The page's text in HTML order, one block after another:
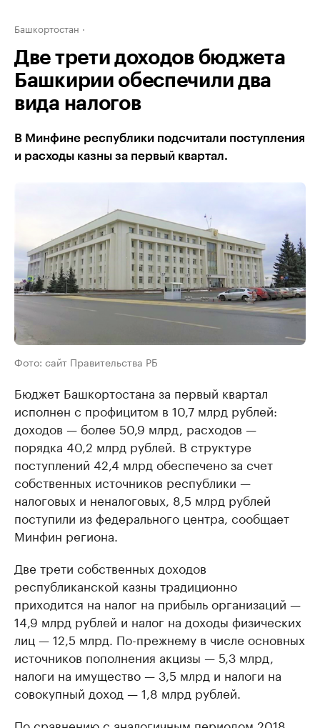
Башкортостан
Две трети доходов бюджета
Башкирии обеспечили два
вида налогов
В Минфине республики подсчитали поступления
и расходы казны за первый квартал.
Фото: сайт Правительства РБ
Бюджет Башкортостана за первый квартал
исполнен с профицитом в 10,7 млрд рублей:
доходов — более 50,9 млрд, расходов —
порядка 40,2 млрд рублей. В структуре
поступлений 42,4 млрд обеспечено за счет
собственных источников республики —
налоговых и неналоговых, 8,5 млрд рублей
поступили из федерального центра, сообщает
Минфин региона.
Две трети собственных доходов
республиканской казны традиционно
приходится на налог на прибыль организаций —
14,9 млрд рублей и налог на доходы физических
лиц — 12,5 млрд. По-прежнему в числе основных
источников пополнения акцизы — 5,3 млрд,
налоги на имущество — 3,5 млрд и налоги на
совокупный доход — 1,8 млрд рублей.